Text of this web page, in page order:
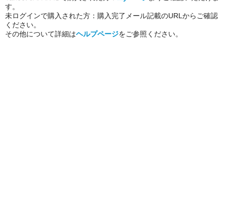
す。
未ログインで購入された方：購入完了メール記載のURLからご確認
ください。
その他について詳細はヘルプページをご参照ください。